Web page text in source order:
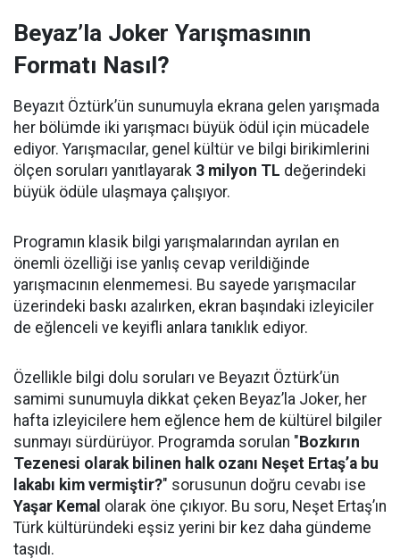
Beyaz’la Joker Yarışmasının
Formatı Nasıl?
Beyazıt Öztürk’ün sunumuyla ekrana gelen yarışmada
her bölümde iki yarışmacı büyük ödül için mücadele
ediyor. Yarışmacılar, genel kültür ve bilgi birikimlerini
ölçen soruları yanıtlayarak 3 milyon TL değerindeki
büyük ödüle ulaşmaya çalışıyor.
Programın klasik bilgi yarışmalarından ayrılan en
önemli özelliği ise yanlış cevap verildiğinde
yarışmacının elenmemesi. Bu sayede yarışmacılar
üzerindeki baskı azalırken, ekran başındaki izleyiciler
de eğlenceli ve keyifli anlara tanıklık ediyor.
Özellikle bilgi dolu soruları ve Beyazıt Öztürk’ün
samimi sunumuyla dikkat çeken Beyaz’la Joker, her
hafta izleyicilere hem eğlence hem de kültürel bilgiler
sunmayı sürdürüyor. Programda sorulan "Bozkırın
Tezenesi olarak bilinen halk ozanı Neşet Ertaş’a bu
lakabı kim vermiştir?" sorusunun doğru cevabı ise
Yaşar Kemal olarak öne çıkıyor. Bu soru, Neşet Ertaş’ın
Türk kültüründeki eşsiz yerini bir kez daha gündeme
taşıdı.